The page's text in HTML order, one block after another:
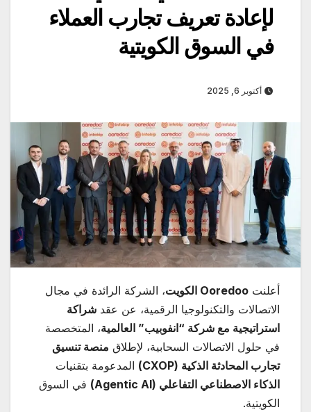
لإعادة تعريف تجارب العملاء
في السوق الكويتية
أكتوبر 6, 2025
أعلنت Ooredoo الكويت، الشركة الرائدة في مجال
الاتصالات والتكنولوجيا الرقمية، عن عقد شراكة
استراتيجية مع شركة “انفوبيب” العالمية، المتخصصة
في حلول الاتصالات السحابية، لإطلاق منصة تنسيق
تجارب المحادثة الذكية (CXOP)
المدعومة بتقنيات
الذكاء الاصطناعي التفاعلي (Agentic AI)
في السوق
الكويتية.